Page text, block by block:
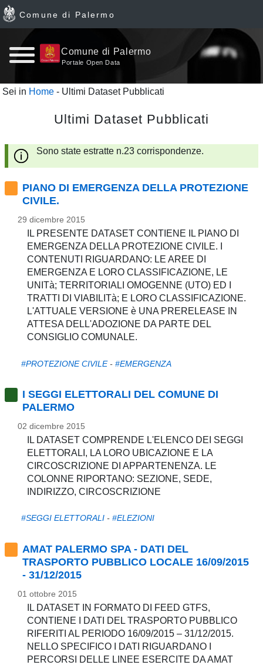
Home
Dataset
Ultimi
dataset
Report
pubblicazioni
Archivio
Documenti
Linee
Open
Data
Comune di Palermo
Comune di Palermo
Portale Open Data
Sei in Home - Ultimi Dataset Pubblicati
Ultimi Dataset Pubblicati
Sono state estratte n.23 corrispondenze.
PIANO DI EMERGENZA DELLA PROTEZIONE
CIVILE.
29 dicembre 2015
IL PRESENTE DATASET CONTIENE IL PIANO DI
EMERGENZA DELLA PROTEZIONE CIVILE. I
CONTENUTI RIGUARDANO: LE AREE DI
EMERGENZA E LORO CLASSIFICAZIONE, LE
UNITà; TERRITORIALI OMOGENNE (UTO) ED I
TRATTI DI VIABILITà; E LORO CLASSIFICAZIONE.
L'ATTUALE VERSIONE è UNA PRERELEASE IN
ATTESA DELL'ADOZIONE DA PARTE DEL
CONSIGLIO COMUNALE.
#PROTEZIONE CIVILE- #EMERGENZA
I SEGGI ELETTORALI DEL COMUNE DI
PALERMO
02 dicembre 2015
IL DATASET COMPRENDE L'ELENCO DEI SEGGI
ELETTORALI, LA LORO UBICAZIONE E LA
CIRCOSCRIZIONE DI APPARTENENZA. LE
COLONNE RIPORTANO: SEZIONE, SEDE,
INDIRIZZO, CIRCOSCRIZIONE
#SEGGI ELETTORALI- #ELEZIONI
AMAT PALERMO SPA - DATI DEL
TRASPORTO PUBBLICO LOCALE 16/09/2015
- 31/12/2015
01 ottobre 2015
IL DATASET IN FORMATO DI FEED GTFS,
CONTIENE I DATI DEL TRASPORTO PUBBLICO
RIFERITI AL PERIODO 16/09/2015 – 31/12/2015.
NELLO SPECIFICO I DATI RIGUARDANO I
PERCORSI DELLE LINEE ESERCITE DA AMAT